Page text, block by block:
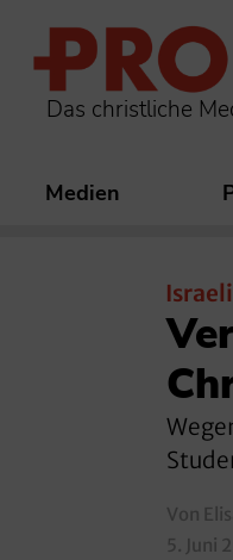
Das christliche
Medien
Von
5. Juni